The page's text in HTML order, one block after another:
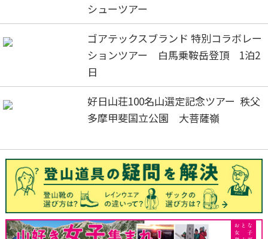
シューツアー
ゴアテックスブランド 特別コラボレー
ションツアー 白馬乗鞍岳登頂 1泊2
日
好日山荘100名山選定記念ツアー 秩父
多摩甲斐国立公園 大菩薩嶺